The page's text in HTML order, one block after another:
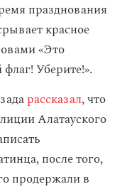
празднования
красное
«Это
Уберите!».
рассказал, что
Алатауского
после того,
продержали в